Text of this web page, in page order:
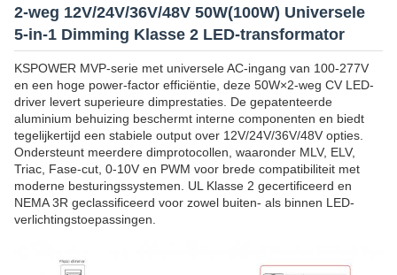
2-weg 12V/24V/36V/48V 50W(100W) Universele
5-in-1 Dimming Klasse 2 LED-transformator
KSPOWER MVP-serie met universele AC-ingang van 100-277V
en een hoge power-factor efficiëntie, deze 50W×2-weg CV LED-
driver levert superieure dimprestaties. De gepatenteerde
aluminium behuizing beschermt interne componenten en biedt
tegelijkertijd een stabiele output over 12V/24V/36V/48V opties.
Ondersteunt meerdere dimprotocollen, waaronder MLV, ELV,
Triac, Fase-cut, 0-10V en PWM voor brede compatibiliteit met
moderne besturingssystemen. UL Klasse 2 gecertificeerd en
NEMA 3R geclassificeerd voor zowel buiten- als binnen LED-
verlichtingstoepassingen.